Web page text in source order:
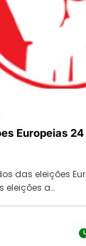
Europeias
das eleições
eleições a…